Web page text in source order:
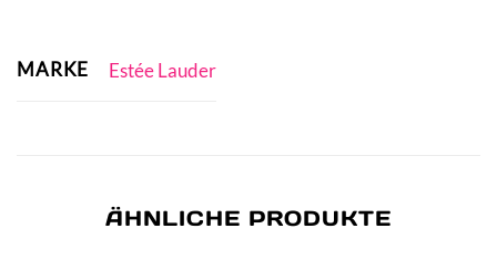
MARKE Estée Lauder
ÄHNLICHE PRODUKTE